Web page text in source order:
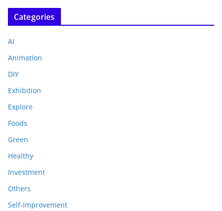
Categories
AI
Animation
DIY
Exhibition
Explore
Foods
Green
Healthy
Investment
Others
Self-Improvement